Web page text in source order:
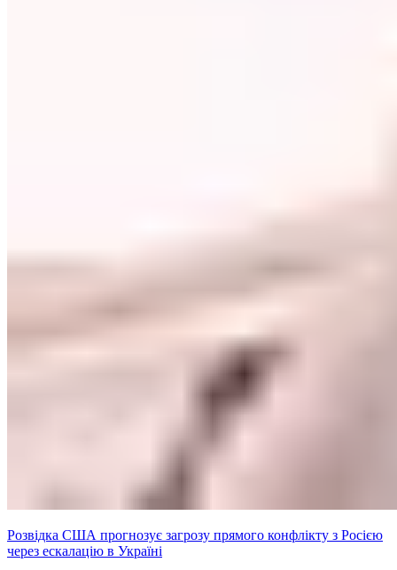
Розвідка США прогнозує загрозу прямого конфлікту з Росією
через ескалацію в Україні